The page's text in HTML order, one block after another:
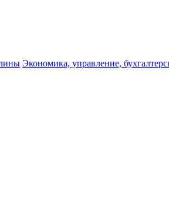
Экономика, управление,